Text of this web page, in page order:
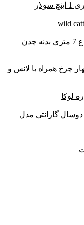
پمپ کفکش 2 اینچ 12 ولت DC ارتفاع 7 متری بدنه چدن
200 لیتری چهار چرخ همراه با لانس و
دوسال گارانتی مدل